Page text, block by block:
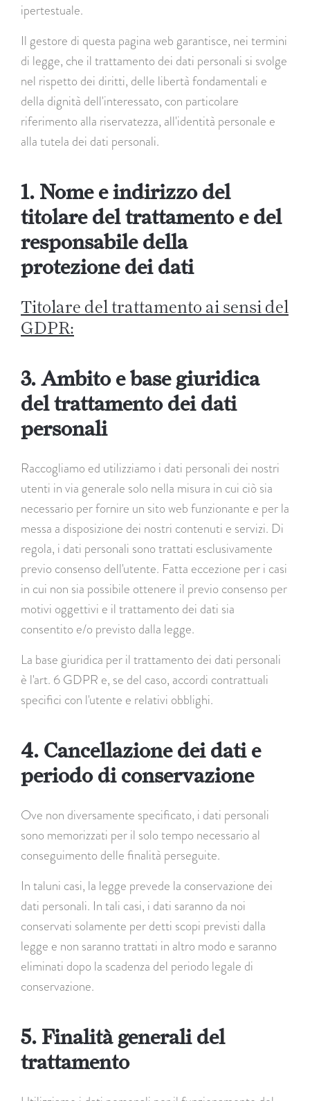
ipertestuale.
Il gestore di questa pagina web garantisce, nei termini
di legge, che il trattamento dei dati personali si svolge
nel rispetto dei diritti, delle libertà fondamentali e
della dignità dell'interessato, con particolare
riferimento alla riservatezza, all'identità personale e
alla tutela dei dati personali.
1. Nome e indirizzo del
titolare del trattamento e del
responsabile della
protezione dei dati
Titolare del trattamento ai sensi del
GDPR:
3. Ambito e base giuridica
del trattamento dei dati
personali
Raccogliamo ed utilizziamo i dati personali dei nostri
utenti in via generale solo nella misura in cui ciò sia
necessario per fornire un sito web funzionante e per la
messa a disposizione dei nostri contenuti e servizi. Di
regola, i dati personali sono trattati esclusivamente
previo consenso dell'utente. Fatta eccezione per i casi
in cui non sia possibile ottenere il previo consenso per
motivi oggettivi e il trattamento dei dati sia
consentito e/o previsto dalla legge.
La base giuridica per il trattamento dei dati personali
è l'art. 6 GDPR e, se del caso, accordi contrattuali
specifici con l'utente e relativi obblighi.
4. Cancellazione dei dati e
periodo di conservazione
Ove non diversamente specificato, i dati personali
sono memorizzati per il solo tempo necessario al
conseguimento delle finalità perseguite.
In taluni casi, la legge prevede la conservazione dei
dati personali. In tali casi, i dati saranno da noi
conservati solamente per detti scopi previsti dalla
legge e non saranno trattati in altro modo e saranno
eliminati dopo la scadenza del periodo legale di
conservazione.
5. Finalità generali del
trattamento